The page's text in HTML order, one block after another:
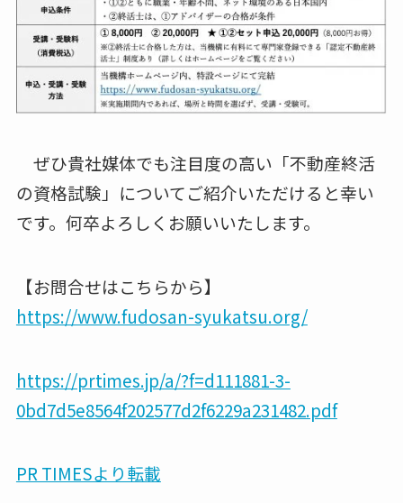
ぜひ貴社媒体でも注目度の高い「不動産終活
の資格試験」についてご紹介いただけると幸い
です。何卒よろしくお願いいたします。
【お問合せはこちらから】
https://www.fudosan-syukatsu.org/
https://prtimes.jp/a/?f=d111881-3-
0bd7d5e8564f202577d2f6229a231482.pdf
PR TIMESより転載